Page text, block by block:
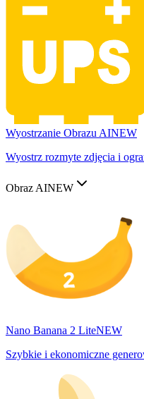
Wyostrzanie Obrazu AINEW
Wyostrz rozmyte zdjęcia i
Obraz AINEW
Nano Banana 2 LiteNEW
Szybkie i ekonomiczne